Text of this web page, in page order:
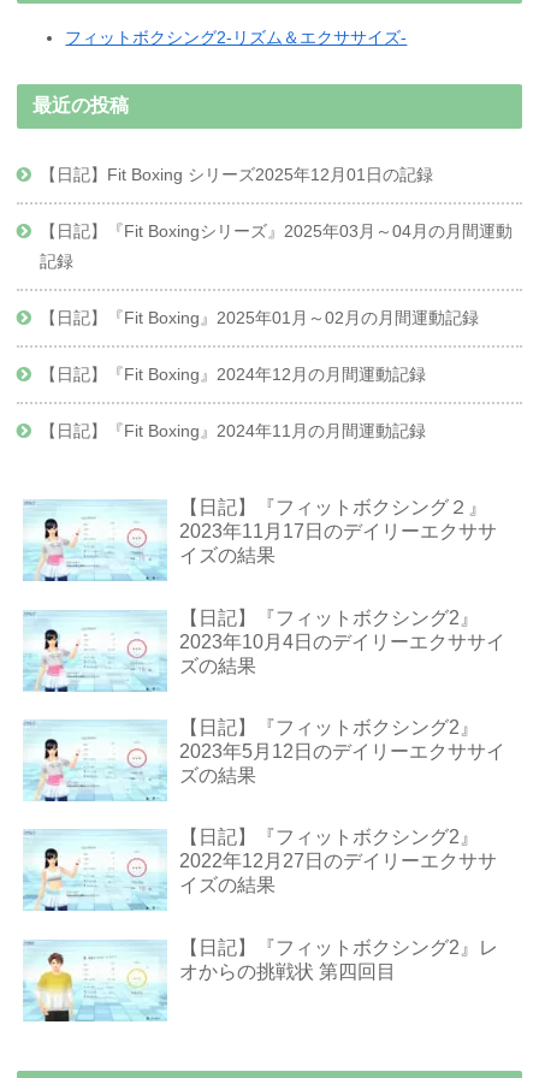
フィットボクシング2-リズム＆エクササイズ-
最近の投稿
【日記】Fit Boxing シリーズ2025年12月01日の記録
【日記】『Fit Boxingシリーズ』2025年03月～04月の月間運動
記録
【日記】『Fit Boxing』2025年01月～02月の月間運動記録
【日記】『Fit Boxing』2024年12月の月間運動記録
【日記】『Fit Boxing』2024年11月の月間運動記録
【日記】『フィットボクシング２』
2023年11月17日のデイリーエクササ
イズの結果
【日記】『フィットボクシング2』
2023年10月4日のデイリーエクササイ
ズの結果
【日記】『フィットボクシング2』
2023年5月12日のデイリーエクササイ
ズの結果
【日記】『フィットボクシング2』
2022年12月27日のデイリーエクササ
イズの結果
【日記】『フィットボクシング2』レ
オからの挑戦状 第四回目